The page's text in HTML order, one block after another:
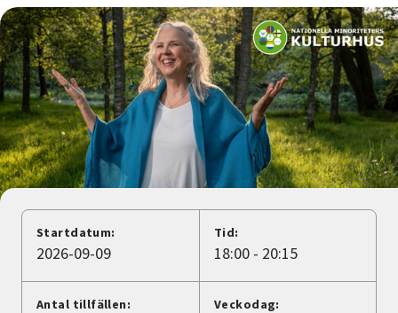
Om SV
Starta studiecirkel
Cirkelledare
Nyheter
Avdelningar
Lyssna
Startdatum:
2026-09-09
Tid:
18:00 - 20:15
Antal tillfällen: Veckodag: